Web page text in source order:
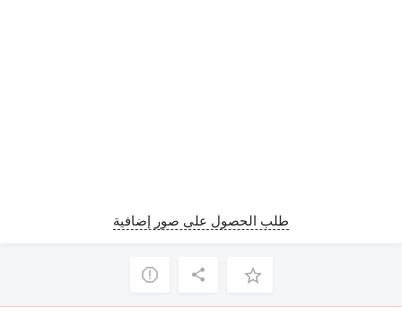
طلب الحصول على صور إضافية